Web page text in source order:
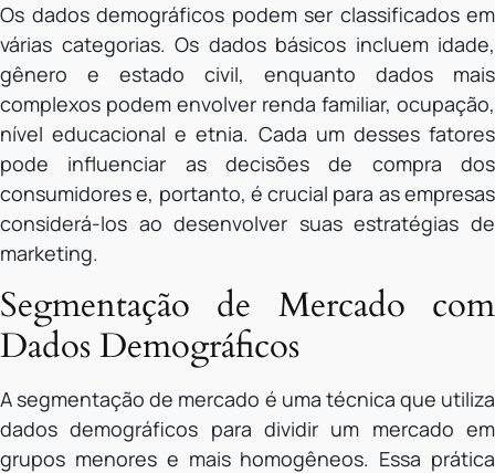
Os dados demográficos podem ser classificados em
várias categorias. Os dados básicos incluem idade,
gênero e estado civil, enquanto dados mais
complexos podem envolver renda familiar, ocupação,
nível educacional e etnia. Cada um desses fatores
pode influenciar as decisões de compra dos
consumidores e, portanto, é crucial para as empresas
considerá-los ao desenvolver suas estratégias de
marketing.
Segmentação de Mercado com
Dados Demográficos
A segmentação de mercado é uma técnica que utiliza
dados demográficos para dividir um mercado em
grupos menores e mais homogêneos. Essa prática